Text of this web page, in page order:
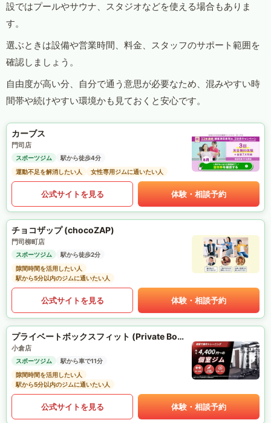
設ではプールやサウナ、スタジオなどを使える場合もありま
す。
選ぶときは設備や営業時間、料金、スタッフのサポート範囲を
確認しましょう。
自由度が高い分、自分で通う意思が必要なため、混みやすい時
間帯や続けやすい環境かも見ておくと安心です。
カーブス
門司店
スポーツジム
駅から徒歩4分
運動不足を解消したい人
女性専用ジムに通いたい人
公式サイトを見る 体験・相談予約
チョコザップ (chocoZAP)
門司柳町店
スポーツジム
駅から徒歩2分
隙間時間を活用したい人
駅から5分以内のジムに通いたい人
公式サイトを見る 体験・相談予約
プライベートボックスフィット (Private Box Fit)
小倉店
スポーツジム
駅から車で11分
隙間時間を活用したい人
駅から5分以内のジムに通いたい人
公式サイトを見る 体験・相談予約